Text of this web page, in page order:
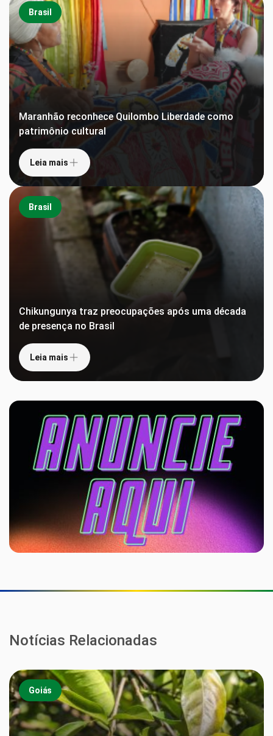
Brasil
Maranhão reconhece Quilombo Liberdade como
patrimônio cultural
Leia mais
Brasil
Chikungunya traz preocupações após uma década
de presença no Brasil
Leia mais
Notícias Relacionadas
Goiás